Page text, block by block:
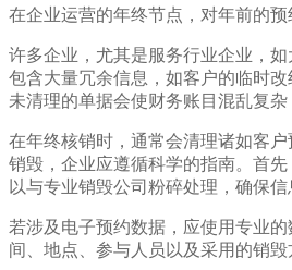
在企业运营的年终节点，对年前的
许多企业，尤其是服务行业企业，
包含大量冗余信息，如客户的临时
未清理的单据会使财务账目混乱复
在年终核销时，通常会清理诸如客
销毁，企业应遵循科学的指南。首
以与专业销毁公司粉碎处理，确保信
若涉及电子预约数据，应使用专业
间、地点、参与人员以及采用的销毁